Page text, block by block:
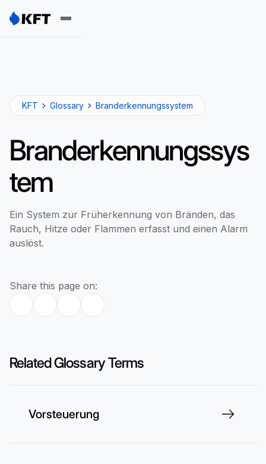
KFT Glossary Branderkennungssystem
Branderkennungssys
tem
Ein System zur Früherkennung von Bränden, das
Rauch, Hitze oder Flammen erfasst und einen Alarm
auslöst.
Share this page on:
Related Glossary Terms
Vorsteuerung